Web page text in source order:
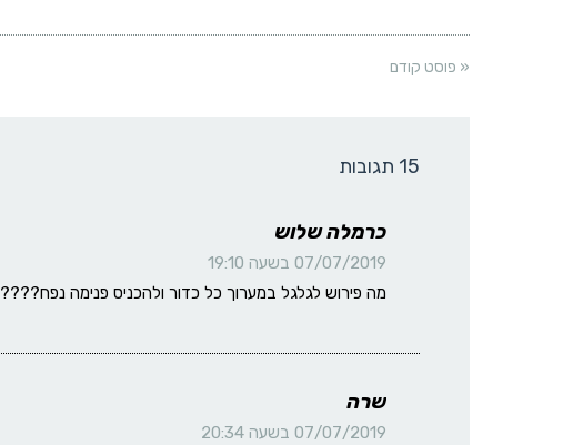
« פוסט קודם
15 תגובות
כרמלה שלוש
07/07/2019 בשעה 19:10
מה פירוש לגלגל במערוך כל כדור ולהכניס פנימה נפח????
שרה
07/07/2019 בשעה 20:34